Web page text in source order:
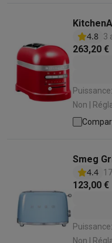
4.8 3
263,20 €
Puissance:
Non | Réglage
miettes:
Smeg
4.4
123,00 €
Puissance: 950
Non | Réglage